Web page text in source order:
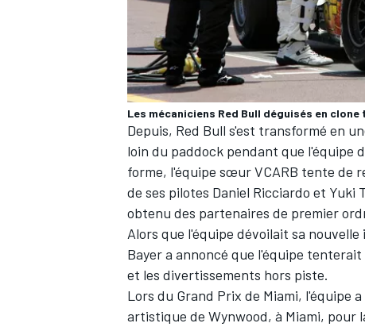
Les mécaniciens Red Bull déguisés en
Depuis, Red Bull s'est transformé en
loin du paddock pendant que l'équipe
forme, l'équipe sœur VCARB tente de
de ses pilotes Daniel Ricciardo et Yuki
obtenu des partenaires de premier
Alors que l'équipe dévoilait sa
Bayer a annoncé que l'équipe
et les divertissements hors piste.
Lors du Grand Prix de Miami, l'équipe
artistique de Wynwood, à Miami, pour